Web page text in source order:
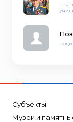
Субъекты
Музеи и